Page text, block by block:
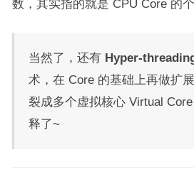
数，其实指的就是 CPU Core 的
当然了，还有 Hyper-
术，在 Core 的基础上再做扩
裂成多个虚拟核心 Virtual
释了~